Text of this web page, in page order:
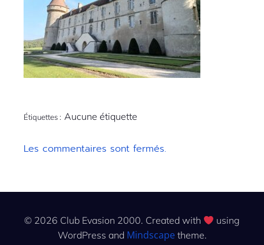
Étiquettes : Aucune étiquette
Les commentaires sont fermés.
© 2026 Club Evasion 2000. Created with
using
WordPress and Mindscapetheme.